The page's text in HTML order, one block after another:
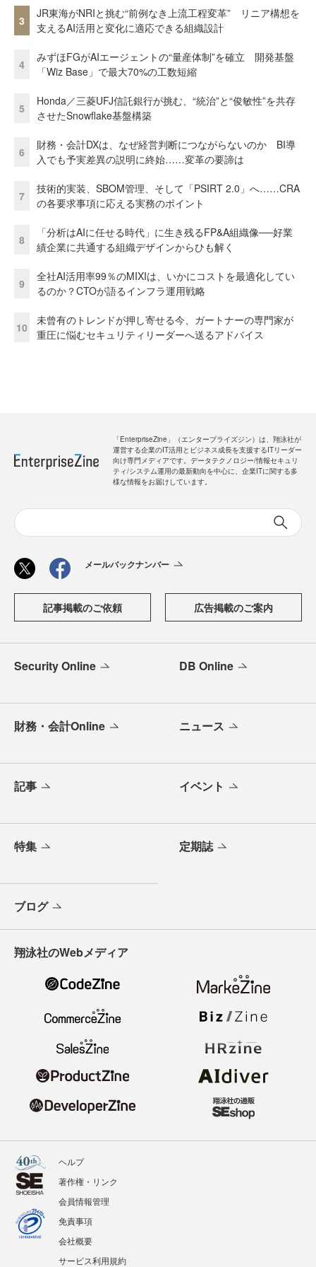
3
JR東海がNRIと挑む“前例なき上流工程変革” リニア構想を
支えるAI活用と変化に適応できる組織設計
4
みずほFGがAIエージェントの“量産体制”を確立 開発基盤
「Wiz Base」で最大70%の工数短縮
5
Honda／三菱UFJ信託銀行が挑む、“統治”と“俊敏性”を共存
させたSnowflake基盤構築
6
財務・会計DXは、なぜ経営判断につながらないのか BI導
入でも予実差異の説明に終始……変革の要諦は
7
技術的実装、SBOM管理、そして「PSIRT 2.0」へ……CRA
の各要求事項に応える実務のポイント
8
「分析はAIに任せる時代」に生き残るFP&A組織像──好業
績企業に共通する組織デザインからひも解く
9
全社AI活用率99％のMIXIは、いかにコストを最適化してい
るのか？CTOが語るインフラ運用戦略
10
未曾有のトレンドが押し寄せる今、ガートナーの専門家が
重圧に悩むセキュリティリーダーへ送るアドバイス
「EnterpriseZine」（エンタープライズジン）は、翔泳社が
運営する企業のIT活用とビジネス成長を支援するITリーダー
向け専門メディアです。データテクノロジー/情報セキュリ
ティ/システム運用の最新動向を中心に、企業ITに関する多
様な情報をお届けしています。
メールバックナンバー
記事掲載のご依頼 広告掲載のご案内
Security Online DB Online
財務・会計Online ニュース
記事 イベント
特集 定期誌
ブログ
翔泳社のWebメディア
ヘルプ
著作権・リンク
会員情報管理
免責事項
会社概要
サービス利用規約